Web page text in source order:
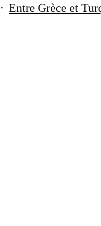
Entre Grèce et